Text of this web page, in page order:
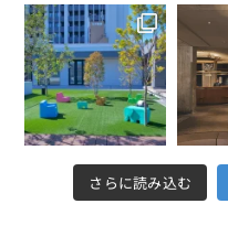
さらに読み込む